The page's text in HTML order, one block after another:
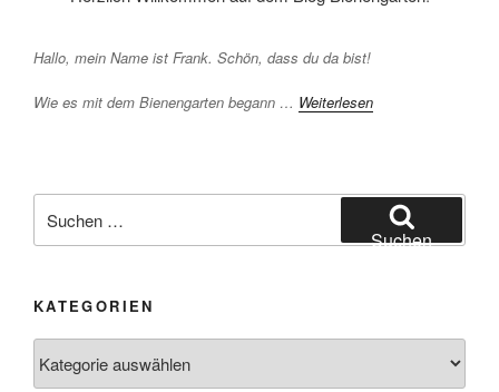
Hallo, mein Name ist Frank. Schön, dass du da bist!
Wie es mit dem Bienengarten begann … Weiterlesen
nach:
Suchen
KATEGORIEN